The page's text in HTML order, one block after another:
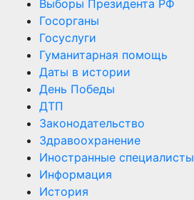
Выборы Президента РФ
Госорганы
Госуслуги
Гуманитарная помощь
Даты в истории
День Победы
ДТП
Законодательство
Здравоохранение
Иностранные специалисты
Информация
История